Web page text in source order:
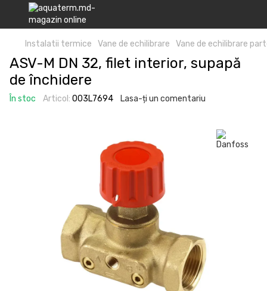
Instalatii termice Vane de echilibrare Vane de echilibrare
ASV-M DN 32, filet interior, supapă
de închidere
În stoc Articol: 003L7694 Lasa-ți un comentariu